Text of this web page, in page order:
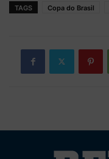
TAGS Copa do Brasil